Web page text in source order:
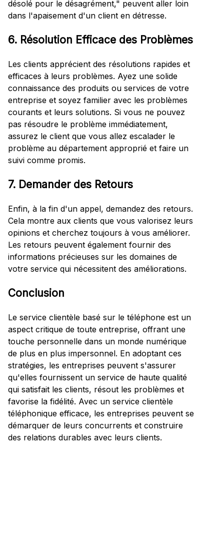
désolé pour le désagrément," peuvent aller loin
dans l'apaisement d'un client en détresse.
6. Résolution Efficace des Problèmes
Les clients apprécient des résolutions rapides et
efficaces à leurs problèmes. Ayez une solide
connaissance des produits ou services de votre
entreprise et soyez familier avec les problèmes
courants et leurs solutions. Si vous ne pouvez
pas résoudre le problème immédiatement,
assurez le client que vous allez escalader le
problème au département approprié et faire un
suivi comme promis.
7. Demander des Retours
Enfin, à la fin d'un appel, demandez des retours.
Cela montre aux clients que vous valorisez leurs
opinions et cherchez toujours à vous améliorer.
Les retours peuvent également fournir des
informations précieuses sur les domaines de
votre service qui nécessitent des améliorations.
Conclusion
Le service clientèle basé sur le téléphone est un
aspect critique de toute entreprise, offrant une
touche personnelle dans un monde numérique
de plus en plus impersonnel. En adoptant ces
stratégies, les entreprises peuvent s'assurer
qu'elles fournissent un service de haute qualité
qui satisfait les clients, résout les problèmes et
favorise la fidélité. Avec un service clientèle
téléphonique efficace, les entreprises peuvent se
démarquer de leurs concurrents et construire
des relations durables avec leurs clients.